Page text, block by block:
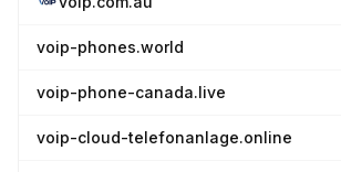
voip-phones.world
voip-phone-canada.live
voip-cloud-telefonanlage.online